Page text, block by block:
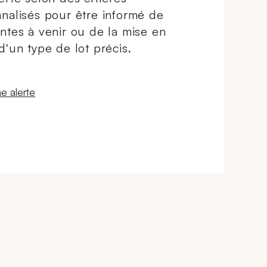
pour être informé de
à venir ou de la mise en
type de lot précis.
fenêtre
alerte